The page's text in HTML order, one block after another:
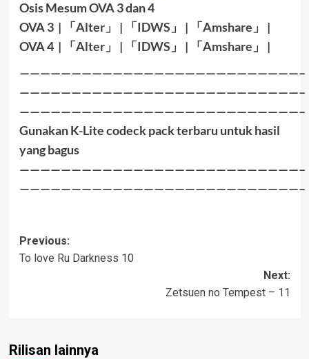
Osis Mesum OVA 3 dan 4
OVA 3 | 「Alter」 | 「IDWS 」 | 「Amshare 」
|
OVA 4 | 「Alter」 | 「IDWS 」 | 「Amshare 」
|
———————————————————————————–
———————————————————————————–
———————————————————————————–
Gunakan K-Lite codeck pack terbaru untuk hasil
yang bagus
———————————————————————————–
———————————————————————————–
Post
navigation
Previous:
To love Ru Darkness 10
Next:
Zetsuen no Tempest – 11
Rilisan lainnya